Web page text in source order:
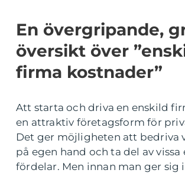
En övergripande,
översikt över
firma kostnader”
Att starta och driva en enskild
en attraktiv företagsform för
Det ger möjligheten att bedriva
på egen hand och ta del av vissa
fördelar. Men innan man ger sig